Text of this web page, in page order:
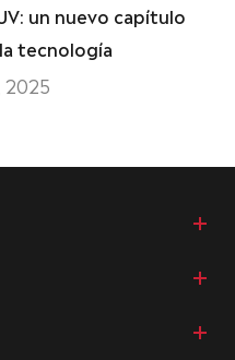
un nuevo capítulo
tecnología
2025